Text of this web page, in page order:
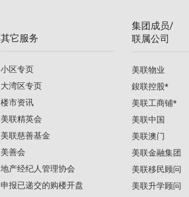
其它服务
小区专页
大湾区专页
楼市资讯
美联精英会
美联慈善基金
美善会
地产经纪人管理协会
申报已递交的购楼开盘
集团成员/
联属公司
美联物业
鋑联控股*
美联工商铺*
美联中国
美联澳门
美联金融集团
美联移民顾问
美联升学顾问